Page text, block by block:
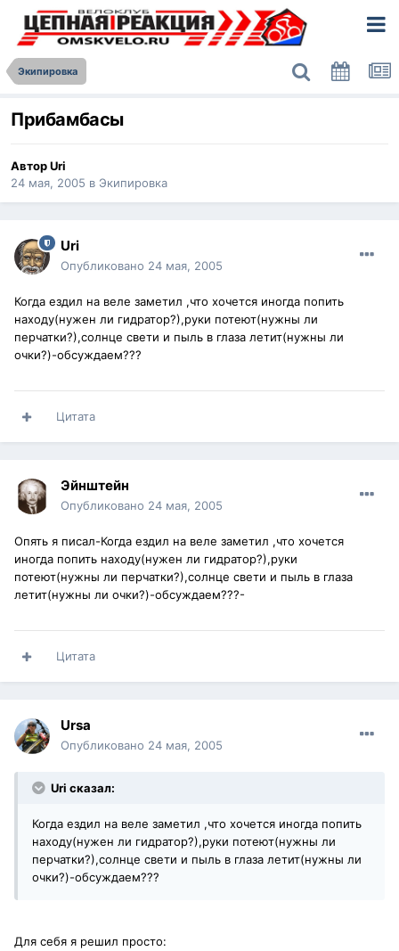
Экипировка
Прибамбасы
АвторUri
24 мая, 2005 в Экипировка
Uri
Опубликовано 24 мая, 2005
Когда ездил на веле заметил ,что хочется иногда попить
находу(нужен ли гидратор?),руки потеют(нужны ли
перчатки?),солнце свети и пыль в глаза летит(нужны ли
очки?)-обсуждаем???
Цитата
Эйнштейн
Опубликовано 24 мая, 2005
Опять я писал-Когда ездил на веле заметил ,что хочется
иногда попить находу(нужен ли гидратор?),руки
потеют(нужны ли перчатки?),солнце свети и пыль в глаза
летит(нужны ли очки?)-обсуждаем???-
Цитата
Ursa
Опубликовано 24 мая, 2005
Uri сказал:
Когда ездил на веле заметил ,что хочется иногда попить
находу(нужен ли гидратор?),руки потеют(нужны ли
перчатки?),солнце свети и пыль в глаза летит(нужны ли
очки?)-обсуждаем???
Для себя я решил просто: